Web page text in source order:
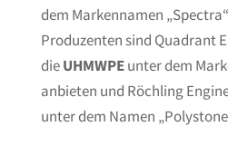
dem Markennamen
Produzenten sind Quadrant
dieUHMWPEunter dem
anbieten und Röchling
unter dem Namen